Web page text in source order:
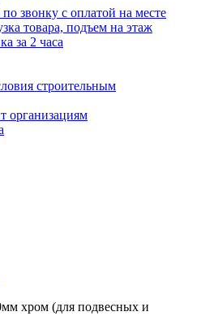
по звонку с оплатой на месте
товара, подъем на этаж
за 2 часа
строительным
организациям
хром (для подвесных и